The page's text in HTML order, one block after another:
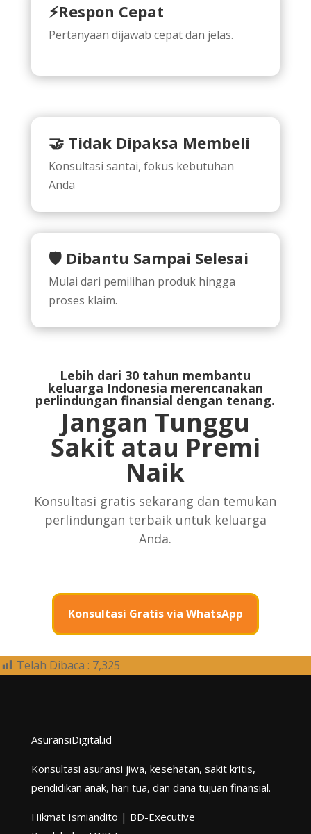
⚡Respon Cepat
Pertanyaan dijawab cepat dan jelas.
🤝 Tidak Dipaksa Membeli
Konsultasi santai, fokus kebutuhan
Anda
🛡️ Dibantu Sampai Selesai
Mulai dari pemilihan produk hingga
proses klaim.
Lebih dari 30 tahun membantu
keluarga Indonesia merencanakan
perlindungan finansial dengan tenang.
Jangan Tunggu
Sakit atau Premi
Naik
Konsultasi gratis sekarang dan temukan
perlindungan terbaik untuk keluarga
Anda.
Konsultasi Gratis via WhatsApp
Telah Dibaca : 7,325
AsuransiDigital.id
Konsultasi asuransi jiwa, kesehatan, sakit kritis,
pendidikan anak, hari tua, dan dana tujuan finansial.
Hikmat Ismiandito | BD-Executive